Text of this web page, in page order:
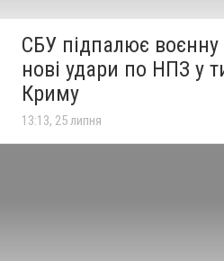
СБУ підпалює воєнну
нові удари по НПЗ у
Криму
13:13, 25 липня